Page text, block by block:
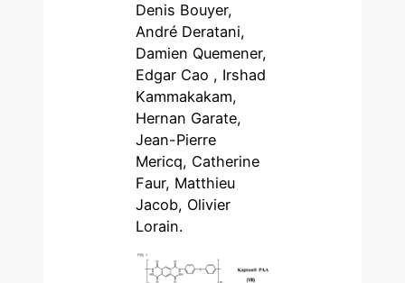
Denis Bouyer,
André Deratani,
Damien Quemener,
Edgar Cao , Irshad
Kammakakam,
Hernan Garate,
Jean-Pierre
Mericq, Catherine
Faur, Matthieu
Jacob, Olivier
Lorain.